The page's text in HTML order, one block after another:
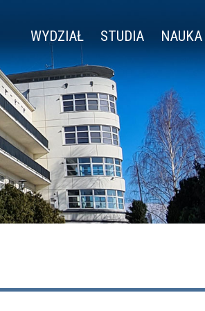
WYDZIAŁ STUDIA NAUKA